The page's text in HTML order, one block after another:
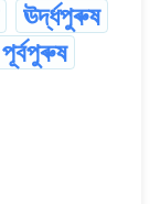
ঊৰ্দ্ধপুৰুষ
পূৰ্বপুৰুষ